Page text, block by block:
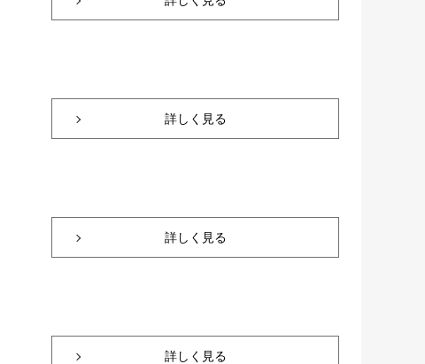
詳しく見る
詳しく見る
詳しく見る